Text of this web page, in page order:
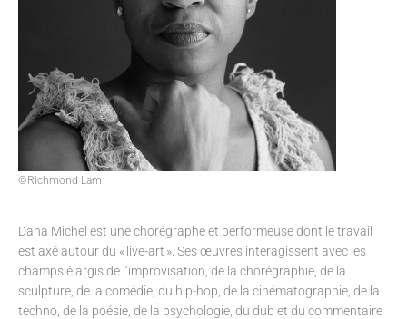
©Richmond Lam
Dana Michel est une chorégraphe et performeuse dont le travail
est axé autour du « live-art ». Ses œuvres interagissent avec les
champs élargis de l’improvisation, de la chorégraphie, de la
sculpture, de la comédie, du hip-hop, de la cinématographie, de la
techno, de la poésie, de la psychologie, du dub et du commentaire